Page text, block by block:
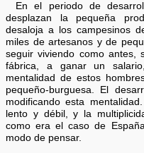
En el periodo de
desplazan la pequeña
desaloja a los campesinos
miles de artesanos y de
seguir viviendo como
fábrica, a ganar un
mentalidad de estos
pequeño-burguesa. El
modificando esta
lento y débil, y la
como era el caso de
modo de pensar.